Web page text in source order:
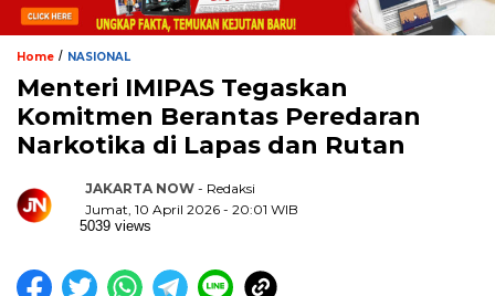
Home / NASIONAL
Menteri IMIPAS Tegaskan
Komitmen Berantas Peredaran
Narkotika di Lapas dan Rutan
JAKARTA NOW - Redaksi
Jumat, 10 April 2026 - 20:01 WIB
5039 views